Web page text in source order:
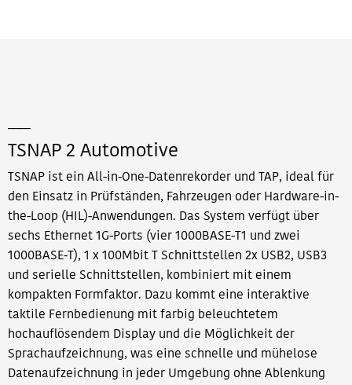
TSNAP 2 Automotive
TSNAP ist ein All-in-One-Datenrekorder und TAP, ideal für
den Einsatz in Prüfständen, Fahrzeugen oder Hardware-in-
the-Loop (HIL)-Anwendungen. Das System verfügt über
sechs Ethernet 1G-Ports (vier 1000BASE-T1 und zwei
1000BASE-T), 1 x 100Mbit T Schnittstellen 2x USB2, USB3
und serielle Schnittstellen, kombiniert mit einem
kompakten Formfaktor. Dazu kommt eine interaktive
taktile Fernbedienung mit farbig beleuchtetem
hochauflösendem Display und die Möglichkeit der
Sprachaufzeichnung, was eine schnelle und mühelose
Datenaufzeichnung in jeder Umgebung ohne Ablenkung